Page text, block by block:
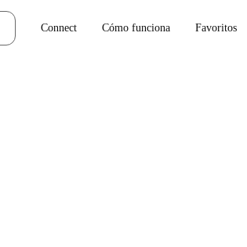
Connect Cómo funciona Favoritos